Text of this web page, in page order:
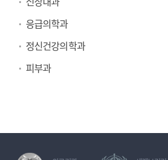
응급의학과
정신건강의학과
피부과